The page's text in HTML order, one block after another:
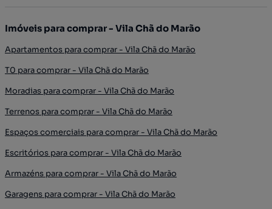
Imóveis para comprar - Vila Chã do Marão
Apartamentos para comprar - Vila Chã do Marão
T0 para comprar - Vila Chã do Marão
Moradias para comprar - Vila Chã do Marão
Terrenos para comprar - Vila Chã do Marão
Espaços comerciais para comprar - Vila Chã do Marão
Escritórios para comprar - Vila Chã do Marão
Armazéns para comprar - Vila Chã do Marão
Garagens para comprar - Vila Chã do Marão